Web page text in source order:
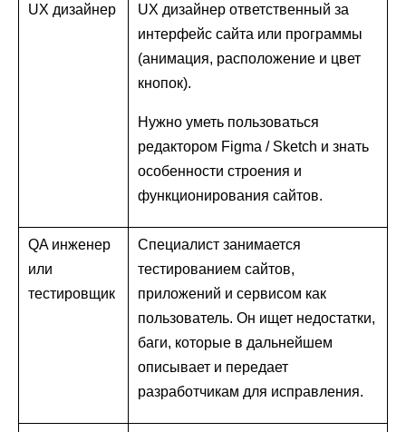
UX дизайнер
UX дизайнер ответственный за
интерфейс сайта или программы
(анимация, расположение и цвет
кнопок).
Нужно уметь пользоваться
редактором Figma / Sketch и знать
особенности строения и
функционирования сайтов.
QA инженер
или
тестировщик
Специалист занимается
тестированием сайтов,
приложений и сервисом как
пользователь. Он ищет недостатки,
баги, которые в дальнейшем
описывает и передает
разработчикам для исправления.